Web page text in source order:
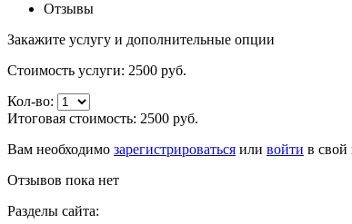
Отзывы
Закажите услугу и дополнительные опции
Стоимость услуги: 2500 руб.
Кол-во:
Итоговая стоимость: 2500 руб.
Вам необходимо зарегистрироваться или войти в свой
Отзывов пока нет
Разделы сайта: